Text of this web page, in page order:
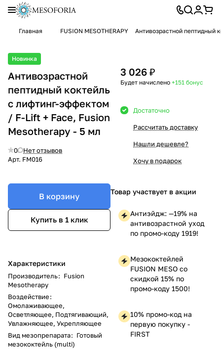
Главная FUSION MESOTHERAPY Антивозрастной пептидный
Новинка
Антивозрастной
пептидный коктейль
с лифтинг-эффектом
/ F-Lift + Face, Fusion
Mesotherapy - 5 мл
0
Нет отзывов
Арт. FM016
В корзину
Купить в 1 клик
Характеристики
Производитель: Fusion
Mesotherapy
Воздействие:
Омолаживающее,
Осветляющее, Подтягивающий,
Увлажняющее, Укрепляющее
Вид мезопрепарата: Готовый
мезококтейль (multi)
3 026 ₽
Будет начислено +151 бонус
Достаточно
Рассчитать доставку
Нашли дешевле?
Хочу в подарок
Товар участвует в акции
Антиэйдж: —19% на
антивозрастной уход
по промо-коду 1919!
Мезококтейлей
FUSION MESO со
скидкой 15% по
промо-коду 1500!
10% промо-код на
первую покупку -
FIRST